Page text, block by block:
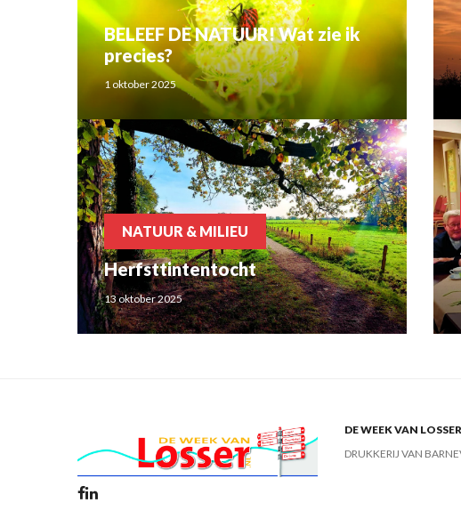
BELEEF DE NATUUR! Wat zie ik
precies?
1 oktober 2025
NATUUR & MILIEU
Herfsttintentocht
13 oktober 2025
DE WEEK VAN
DRUKKERIJ VAN